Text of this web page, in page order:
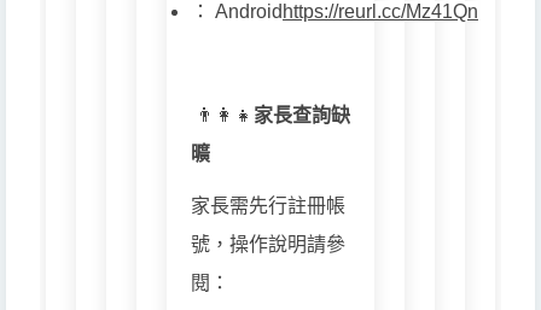
： Android https://reurl.cc/Mz41Qn
👨👩👧 家長查詢缺
曠
家長需先行註冊帳
號，操作說明請參
閱：